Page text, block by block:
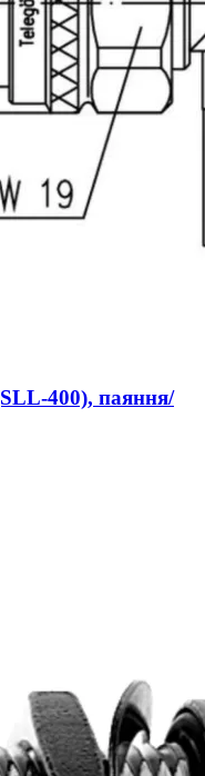
400), паяння/